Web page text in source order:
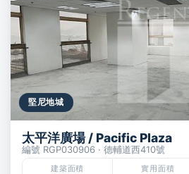
堅尼地城
太平洋廣場 / Pacific Plaza
編號 RGP030906 · 德輔道西410號
建築面積 實用面積